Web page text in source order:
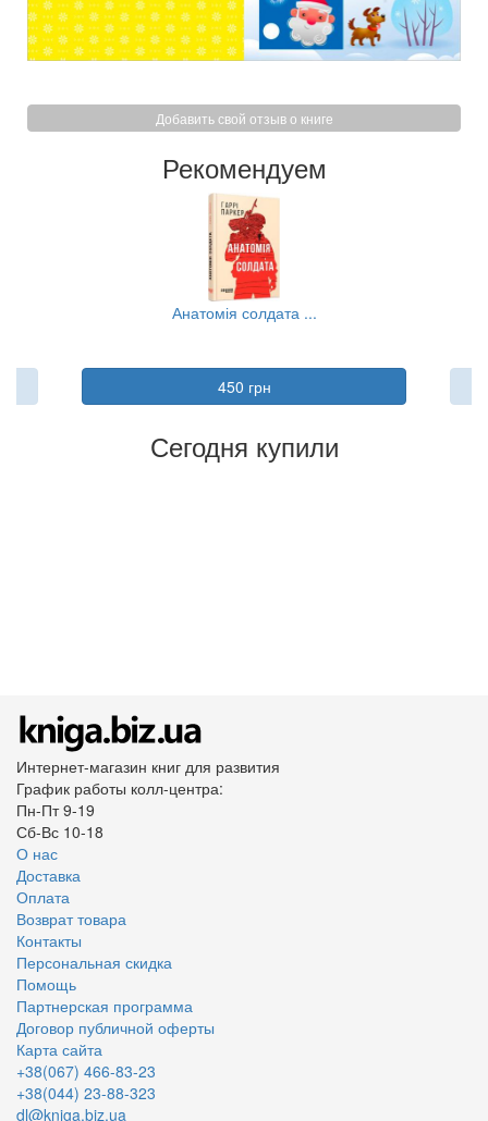
Добавить свой отзыв о книге
Рекомендуем
Анатомія солдата ...
450 грн
Сегодня купили
Интернет-магазин книг для развития
График работы колл-центра:
Пн-Пт 9-19
Сб-Вс 10-18
О нас
Доставка
Оплата
Возврат товара
Контакты
Персональная скидка
Помощь
Партнерская программа
Договор публичной оферты
Карта сайта
+38(067) 466-83-23
+38(044) 23-88-323
dl@kniga.biz.ua